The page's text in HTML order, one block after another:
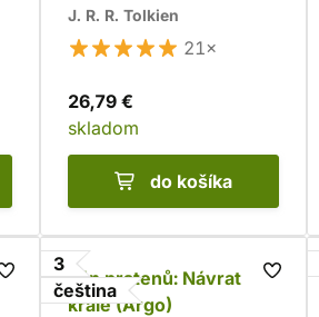
vydání)
J. R. R. Tolkien
21×
26,79 €
skladom
do košíka
3
čeština
Pán prstenů: Návrat
krále (Argo)